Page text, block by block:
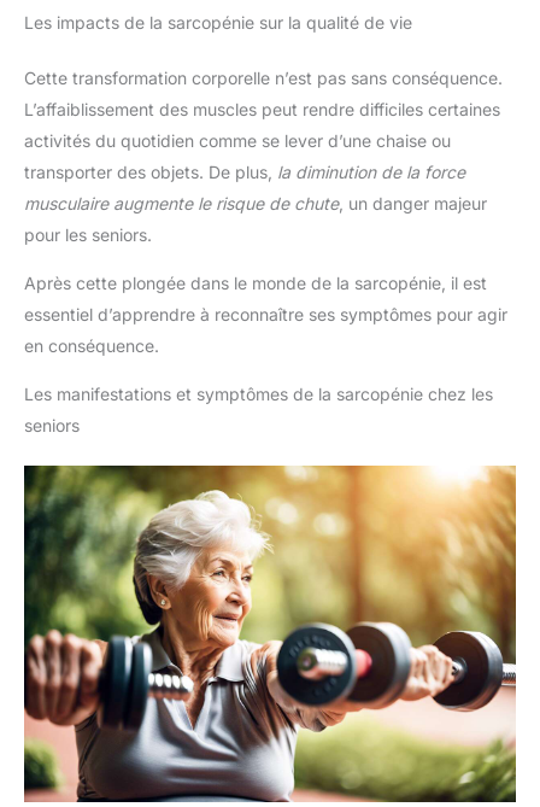
Les impacts de la sarcopénie sur la qualité de vie
Cette transformation corporelle n’est pas sans conséquence.
L’affaiblissement des muscles peut rendre difficiles certaines
activités du quotidien comme se lever d’une chaise ou
transporter des objets. De plus, la diminution de la force
musculaire augmente le risque de chute, un danger majeur
pour les seniors.
Après cette plongée dans le monde de la sarcopénie, il est
essentiel d’apprendre à reconnaître ses symptômes pour agir
en conséquence.
Les manifestations et symptômes de la sarcopénie chez les
seniors